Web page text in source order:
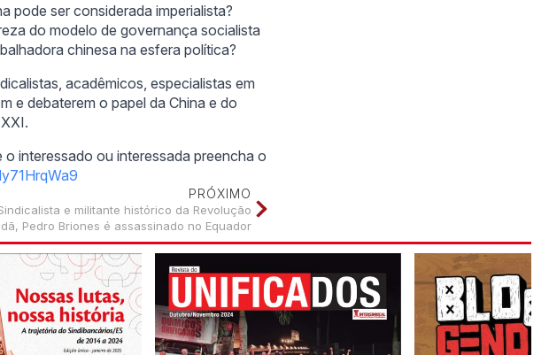
pode ser considerada imperialista?
do modelo de governança socialista
chinesa na esfera política?
acadêmicos, especialistas em
e debaterem o papel da China e do
interessado ou interessada preencha o
PRÓXIMO
e militante histórico da Revolução
Pedro Briones é assassinado no Equador